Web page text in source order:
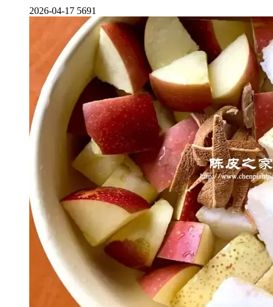
2026-04-17 5691